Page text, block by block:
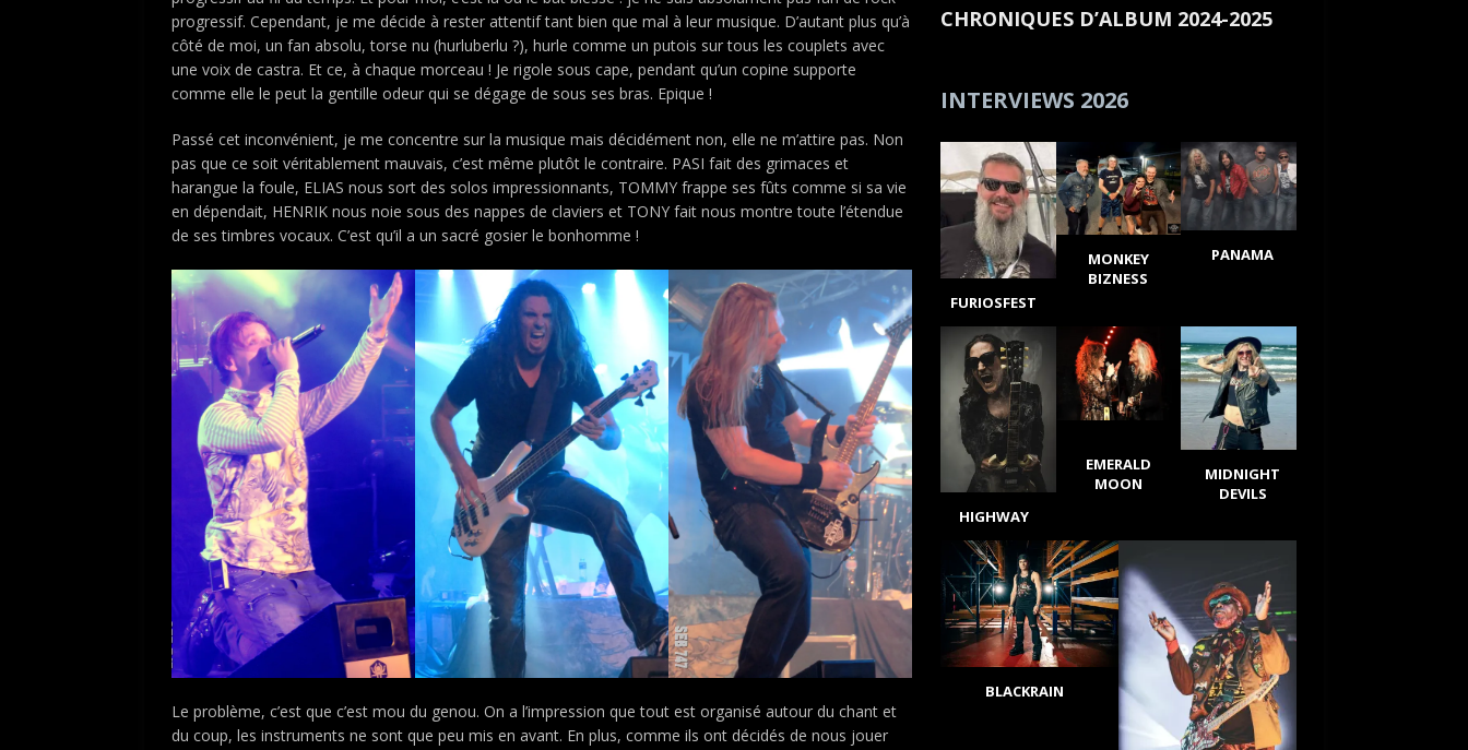
progressif. Cependant, je me décide à rester attentif tant bien que mal à leur musique. D’autant plus qu’à
côté de moi, un fan absolu, torse nu (hurluberlu ?), hurle comme un putois sur tous les couplets avec
une voix de castra. Et ce, à chaque morceau ! Je rigole sous cape, pendant qu’un copine supporte
comme elle le peut la gentille odeur qui se dégage de sous ses bras. Epique !
Passé cet inconvénient, je me concentre sur la musique mais décidément non, elle ne m’attire pas. Non
pas que ce soit véritablement mauvais, c’est même plutôt le contraire. PASI fait des grimaces et
harangue la foule, ELIAS nous sort des solos impressionnants, TOMMY frappe ses fûts comme si sa vie
en dépendait, HENRIK nous noie sous des nappes de claviers et TONY fait nous montre toute l’étendue
de ses timbres vocaux. C’est qu’il a un sacré gosier le bonhomme !
Le problème, c’est que c’est mou du genou. On a l’impression que tout est organisé autour du chant et
du coup, les instruments ne sont que peu mis en avant. En plus, comme ils ont décidés de nous jouer
CHRONIQUES D’ALBUM 2024-2025
INTERVIEWS 2026
FURIOSFEST
MONKEY
BIZNESS
PANAMA
HIGHWAY
EMERALD
MOON
MIDNIGHT
DEVILS
BLACKRAIN